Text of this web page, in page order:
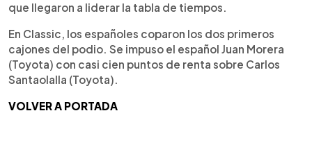
que llegaron a liderar la tabla de tiempos.
En Classic, los españoles coparon los dos primeros
cajones del podio. Se impuso el español Juan Morera
(Toyota) con casi cien puntos de renta sobre Carlos
Santaolalla (Toyota).
VOLVER A PORTADA